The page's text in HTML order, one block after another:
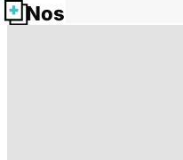
Nos fiches santé